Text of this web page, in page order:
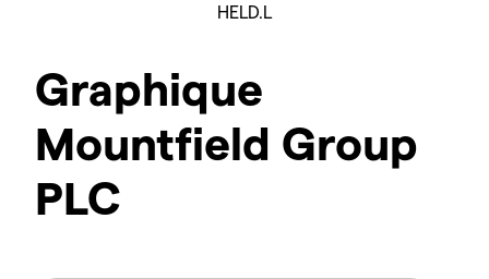
HELD.L
Graphique
Mountfield Group
PLC